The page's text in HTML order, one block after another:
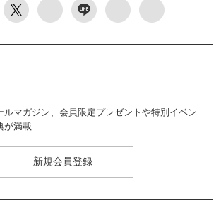
ルマガジン、会員限定プレゼントや特別イベン
が満載
新規会員登録